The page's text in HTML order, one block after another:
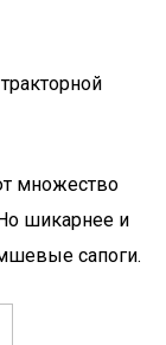
множество
шикарнее и
сапоги.